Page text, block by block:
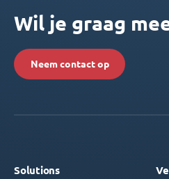
Wil je graag
Neem contact op
Solutions